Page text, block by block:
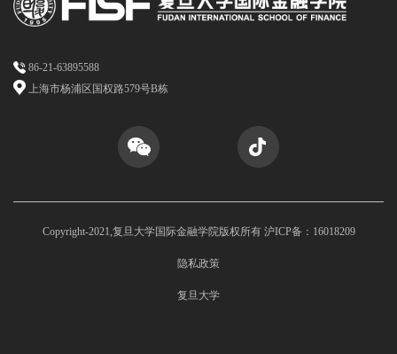
86-21-63895588
上海市杨浦区国权路579号B栋
Copyright-2021,复旦大学国际金融学院版权所有 沪ICP备：16018209
隐私政策
复旦大学